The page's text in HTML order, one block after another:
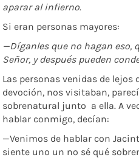
aparar al infierno.
Si eran personas mayores:
—Díganles que no hagan eso,
Señor, y después pueden
Las personas venidas de lejos
devoción, nos visitaban,
sobrenatural junto a ella. A
hablar conmigo, decían:
—Venimos de hablar con
siente uno un no sé qué